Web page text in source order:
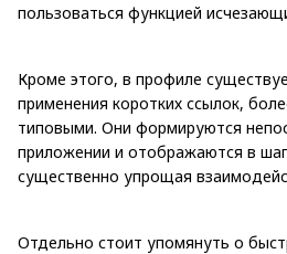
пользоваться функцией
Кроме этого, в профиле
применения коротких ссылок,
типовыми. Они формируются
приложении и отображаются в
существенно упрощая
Отдельно стоит упомянуть о